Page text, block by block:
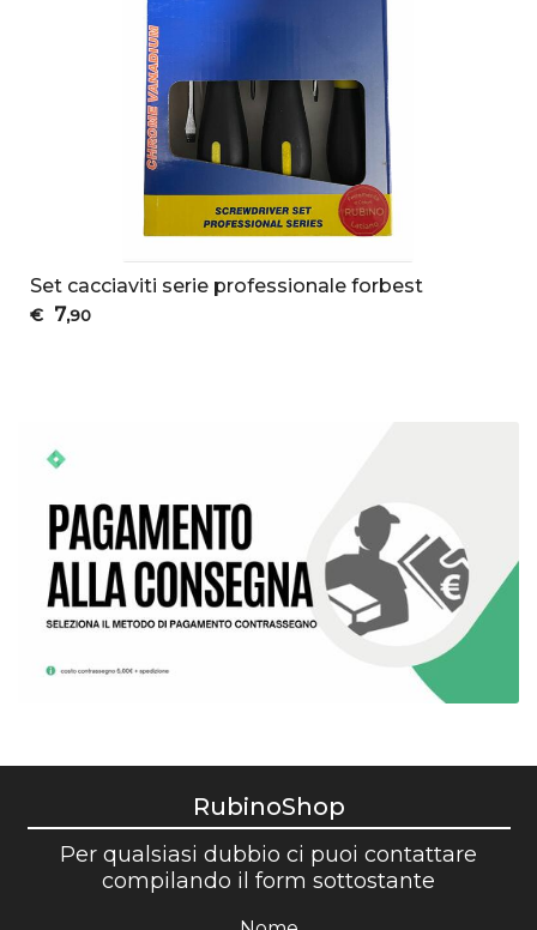
Set cacciaviti serie professionale forbest
€ 7,90
RubinoShop
Per qualsiasi dubbio ci puoi contattare
compilando il form sottostante